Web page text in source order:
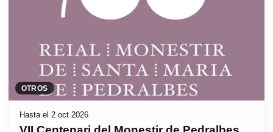
OTROS
Hasta el 2 oct 2026